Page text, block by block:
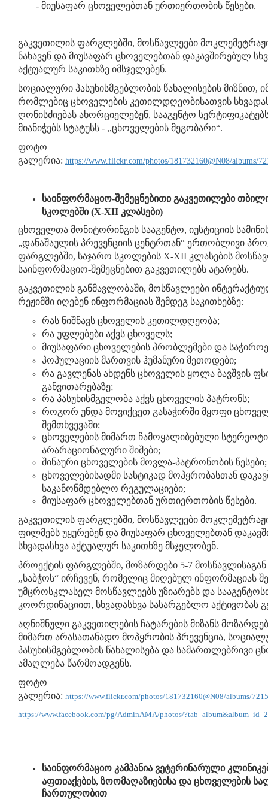
- მიუსაფარ ცხოველებთან ურთიერთობის წესები.
გაკვეთილის ფარგლებში, მოსწავლეები
ნახავენ და მიუსაფარ ცხოველებთან დაკავშირებულ
აქტუალურ საკითხზე იმსჯელებენ.
სოციალური პასუხისმგებლობის წახალისების მიზნით,
რომლებიც ცხოველების კეთილდღეობისათვის
ღონისძიებას ახორციელებენ, სააგენტო
მიანიჭებს სტატუსს - ,,ცხოველების მეგობარი“.
ფოტო
გალერია: https://www.flickr.com/photos/181732160@N08/albums/
საინფორმაციო-შემეცნებითი გაკვეთილები
სკოლებში (X-XII კლასები)
ცხოველთა მონიტორინგის სააგენტო, იუსტიციის
„დანაშაულის პრევენციის ცენტრთან“ ერთობლივი
ფარგლებში, საჯარო სკოლების X-XII კლასების
საინფორმაციო-შემეცნებით გაკვეთილებს ატარებს.
გაკვეთილის განმავლობაში, მოსწავლეები
რეჟიმში იღებენ ინფორმაციას შემდეგ საკითხებზე:
რას ნიშნავს ცხოველის კეთილდღეობა;
რა უფლებები აქვს ცხოველს;
მიუსაფარი ცხოველების პრობლემები და
პოპულაციის მართვის ჰუმანური მეთოდები;
რა გავლენას ახდენს ცხოველის ყოლა ბავშვის
განვითარებაზე;
რა პასუხისმგელობა აქვს ცხოველის პატრონს;
როგორ უნდა მოვიქცეთ გასაჭირში მყოფი
შემთხვევაში;
ცხოველების მიმართ ჩამოყალიბებული
არარაციონალური შიშები;
შინაური ცხოველების მოვლა-პატრონობის წესები;
ცხოველებისადმი სასტიკად მოპყრობასთან
საკანონმდებლო რეგულაციები;
მიუსაფარ ცხოველებთან ურთიერთობის წესები.
გაკვეთილის ფარგლებში, მოსწავლეები
ფილმებს უყურებენ და მიუსაფარ ცხოველებთან
სხვადასხვა აქტუალურ საკითხზე მსჯელობენ.
პროექტის ფარგლებში, მოზარდები 5-7
,,საბჭოს“ ირჩევენ, რომელიც მიღებულ ინფორმაციას
უმცროსკლასელ მოსწავლეებს უზიარებს და
კოორდინაციით, სხვადასხვა სასარგებლო აქტივობას
აღნიშნული გაკვეთილების ჩატარების მიზანს
მიმართ არასათანადო მოპყრობის პრევენცია,
პასუხისმგებლობის წახალისება და სამართლებრივი
ამაღლება წარმოადგენს.
ფოტო
გალერია: https://www.flickr.com/photos/181732160@N08/albums/
https://www.facebook.com/pg/AdminAMA/photos/
საინფორმაციო კამპანია ვეტერინარული
აფთიაქების, ზოომაღაზიებისა და ცხოველების
ჩართულობით